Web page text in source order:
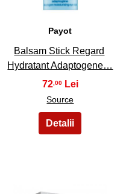
Payot
Balsam Stick Regard
Hydratant Adaptogene…
72 ,00
Source